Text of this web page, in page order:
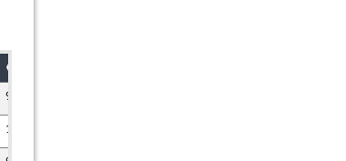
9 février 2023
11 février 2023